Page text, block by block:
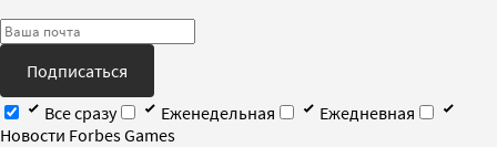
Подписаться
Все сразу
Еженедельная
Ежедневная
Новости Forbes Games